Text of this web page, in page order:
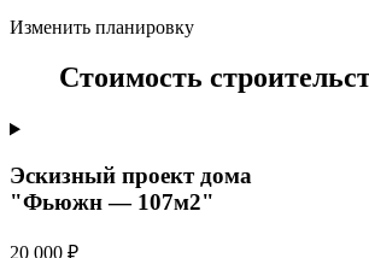
Изменить планировку
Стоимость
Эскизный проект дома
"Фьюжн — 107м2"
20 000 ₽